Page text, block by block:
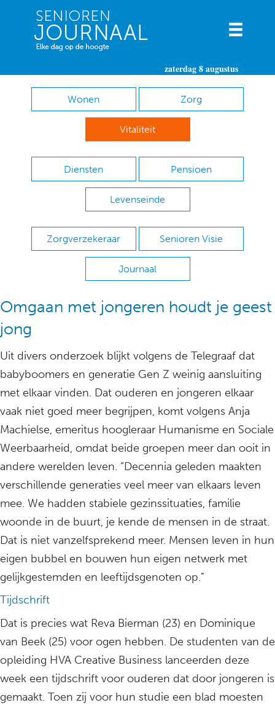
zaterdag 8 augustus
Wonen Zorg
Vitaliteit
Diensten Pensioen
Levenseinde
Zorgverzekeraar Senioren Visie
Journaal
Omgaan met jongeren houdt je geest
jong
Uit divers onderzoek blijkt volgens de Telegraaf dat
babyboomers en generatie Gen Z weinig aansluiting
met elkaar vinden. Dat ouderen en jongeren elkaar
vaak niet goed meer begrijpen, komt volgens Anja
Machielse, emeritus hoogleraar Humanisme en Sociale
Weerbaarheid, omdat beide groepen meer dan ooit in
andere werelden leven. “Decennia geleden maakten
verschillende generaties veel meer van elkaars leven
mee. We hadden stabiele gezinssituaties, familie
woonde in de buurt, je kende de mensen in de straat.
Dat is niet vanzelfsprekend meer. Mensen leven in hun
eigen bubbel en bouwen hun eigen netwerk met
gelijkgestemden en leeftijdsgenoten op.”
Tijdschrift
Dat is precies wat Reva Bierman (23) en Dominique
van Beek (25) voor ogen hebben. De studenten van de
opleiding HVA Creative Business lanceerden deze
week een tijdschrift voor ouderen dat door jongeren is
gemaakt. Toen zij voor hun studie een blad moesten